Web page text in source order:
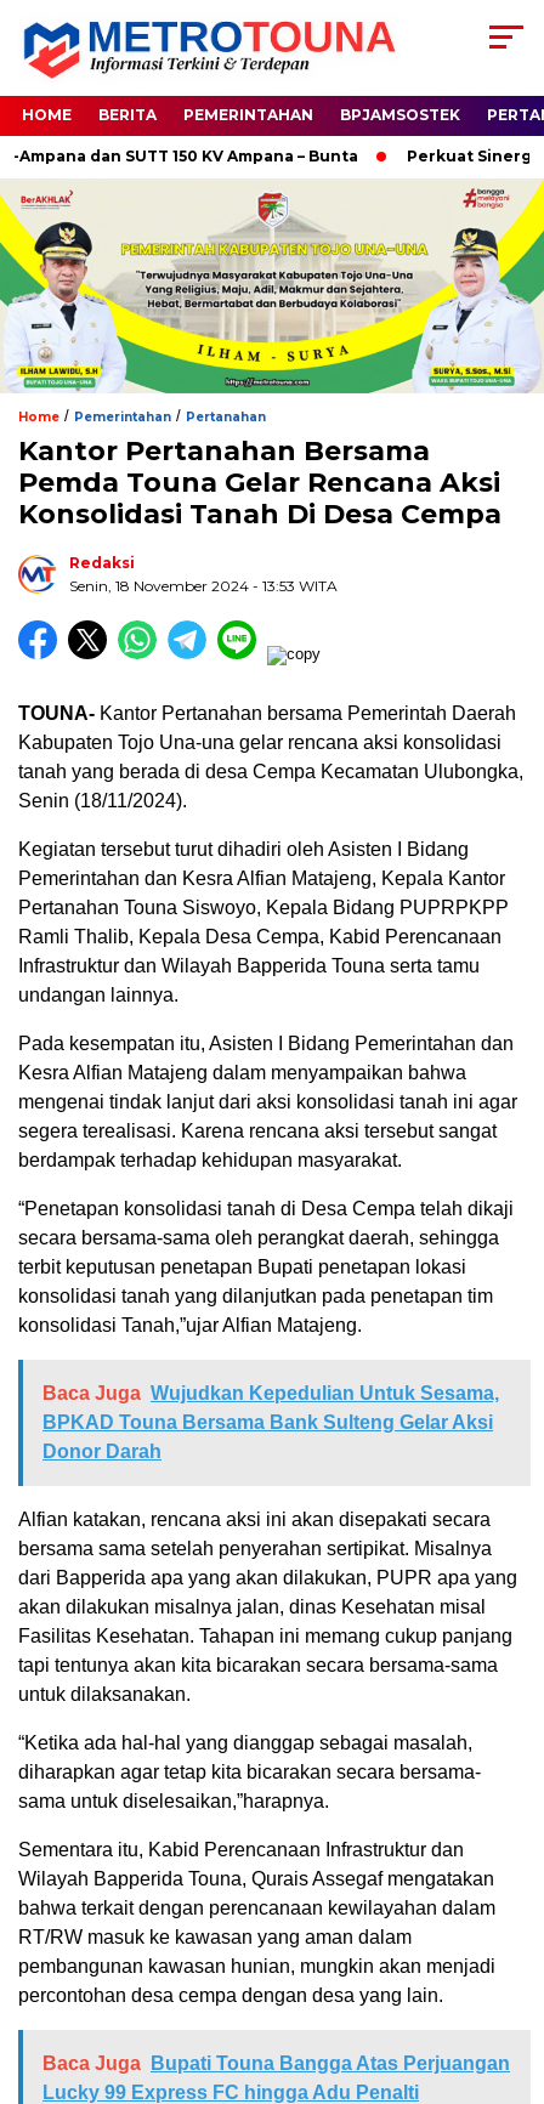
HOME BERITA PEMERINTAHAN BPJAMSOSTEK
dan SUTT 150 KV Ampana – Bunta Perkuat Sinergi
Home / Pemerintahan / Pertanahan
Kantor Pertanahan Bersama
Pemda Touna Gelar Rencana Aksi
Konsolidasi Tanah Di Desa Cempa
Redaksi
Senin, 18 November 2024 - 13:53 WITA
TOUNA- Kantor Pertanahan bersama Pemerintah Daerah
Kabupaten Tojo Una-una gelar rencana aksi konsolidasi
tanah yang berada di desa Cempa Kecamatan Ulubongka,
Senin (18/11/2024).
Kegiatan tersebut turut dihadiri oleh Asisten I Bidang
Pemerintahan dan Kesra Alfian Matajeng, Kepala Kantor
Pertanahan Touna Siswoyo, Kepala Bidang PUPRPKPP
Ramli Thalib, Kepala Desa Cempa, Kabid Perencanaan
Infrastruktur dan Wilayah Bapperida Touna serta tamu
undangan lainnya.
Pada kesempatan itu, Asisten I Bidang Pemerintahan dan
Kesra Alfian Matajeng dalam menyampaikan bahwa
mengenai tindak lanjut dari aksi konsolidasi tanah ini agar
segera terealisasi. Karena rencana aksi tersebut sangat
berdampak terhadap kehidupan masyarakat.
“Penetapan konsolidasi tanah di Desa Cempa telah dikaji
secara bersama-sama oleh perangkat daerah, sehingga
terbit keputusan penetapan Bupati penetapan lokasi
konsolidasi tanah yang dilanjutkan pada penetapan tim
konsolidasi Tanah,”ujar Alfian Matajeng.
Baca Juga Wujudkan Kepedulian Untuk Sesama,
BPKAD Touna Bersama Bank Sulteng Gelar Aksi
Donor Darah
Alfian katakan, rencana aksi ini akan disepakati secara
bersama sama setelah penyerahan sertipikat. Misalnya
dari Bapperida apa yang akan dilakukan, PUPR apa yang
akan dilakukan misalnya jalan, dinas Kesehatan misal
Fasilitas Kesehatan. Tahapan ini memang cukup panjang
tapi tentunya akan kita bicarakan secara bersama-sama
untuk dilaksanakan.
“Ketika ada hal-hal yang dianggap sebagai masalah,
diharapkan agar tetap kita bicarakan secara bersama-
sama untuk diselesaikan,”harapnya.
Sementara itu, Kabid Perencanaan Infrastruktur dan
Wilayah Bapperida Touna, Qurais Assegaf mengatakan
bahwa terkait dengan perencanaan kewilayahan dalam
RT/RW masuk ke kawasan yang aman dalam
pembangunan kawasan hunian, mungkin akan menjadi
percontohan desa cempa dengan desa yang lain.
Baca Juga
Bupati Touna Bangga Atas Perjuangan
Lucky 99 Express FC hingga Adu Penalti